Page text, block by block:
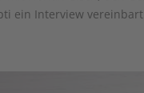
ein Interview